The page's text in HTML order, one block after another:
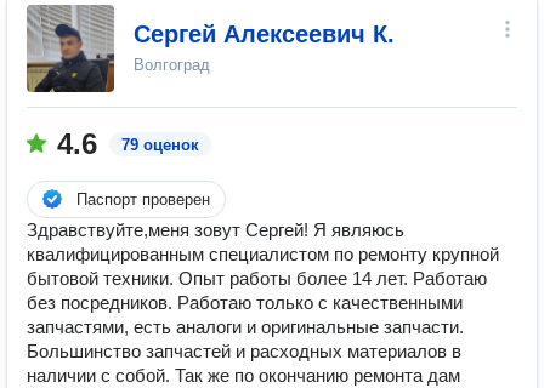
Сергей Алексеевич К.
Волгоград
4.6 79 оценок
Паспорт проверен
Здравствуйте,меня зовут Сергей! Я являюсь
квалифицированным специалистом по ремонту крупной
бытовой техники. Опыт работы более 14 лет. Работаю
без посредников. Работаю только с качественными
запчастями, есть аналоги и оригинальные запчасти.
Большинство запчастей и расходных материалов в
наличии с собой. Так же по окончанию ремонта дам